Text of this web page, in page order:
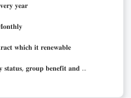
𝐲𝐞𝐚𝐫
𝐰𝐡𝐢𝐜𝐡 𝐢𝐭 𝐫𝐞𝐧𝐞𝐰𝐚𝐛𝐥𝐞
𝐬𝐭𝐚𝐭𝐮𝐬, 𝐠𝐫𝐨𝐮𝐩 𝐛𝐞𝐧𝐞𝐟𝐢𝐭 𝐚𝐧𝐝 ...